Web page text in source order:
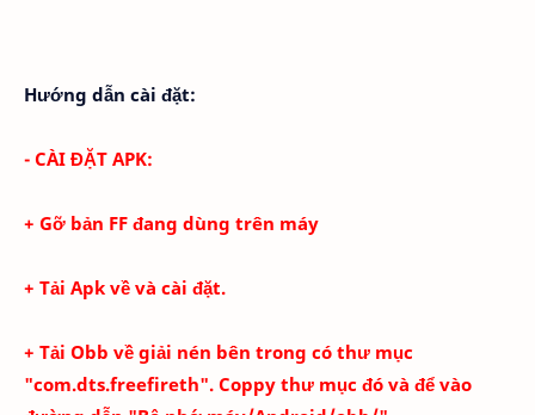
Hướng dẫn cài đặt:
- CÀI ĐẶT APK:
+ Gỡ bản FF đang dùng trên máy
+ Tải Apk về và cài đặt.
+ Tải Obb về giải nén bên trong có thư mục
"com.dts.freefireth". Coppy thư mục đó và để vào